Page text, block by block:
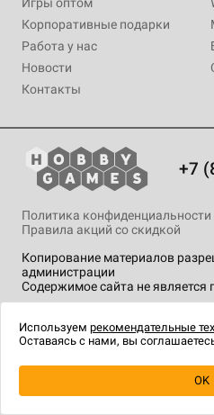
Корпоративные подарки
Работа у нас
Новости
Контакты
+7
Копирование материалов
администрации
Содержимое сайта не является
Политика конфиденциальности
Правила акций со скидкой
технологии .
Используем рекомендательные
Оставаясь с нами, вы
OK